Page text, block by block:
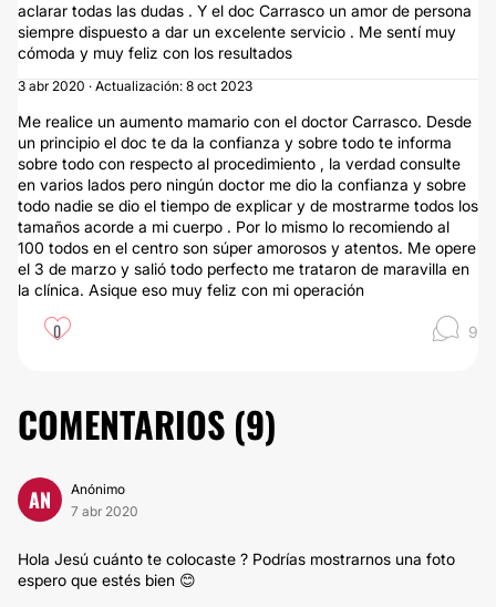
aclarar todas las dudas . Y el doc Carrasco un amor de persona
siempre dispuesto a dar un excelente servicio . Me sentí muy
cómoda y muy feliz con los resultados
3 abr 2020 · Actualización: 8 oct 2023
Me realice un aumento mamario con el doctor Carrasco. Desde
un principio el doc te da la confianza y sobre todo te informa
sobre todo con respecto al procedimiento , la verdad consulte
en varios lados pero ningún doctor me dio la confianza y sobre
todo nadie se dio el tiempo de explicar y de mostrarme todos los
tamaños acorde a mi cuerpo . Por lo mismo lo recomiendo al
100 todos en el centro son súper amorosos y atentos. Me opere
el 3 de marzo y salió todo perfecto me trataron de maravilla en
la clínica. Asique eso muy feliz con mi operación
0 9
COMENTARIOS (9)
AN
Anónimo
7 abr 2020
Hola Jesú cuánto te colocaste ? Podrías mostrarnos una foto
espero que estés bien 😊